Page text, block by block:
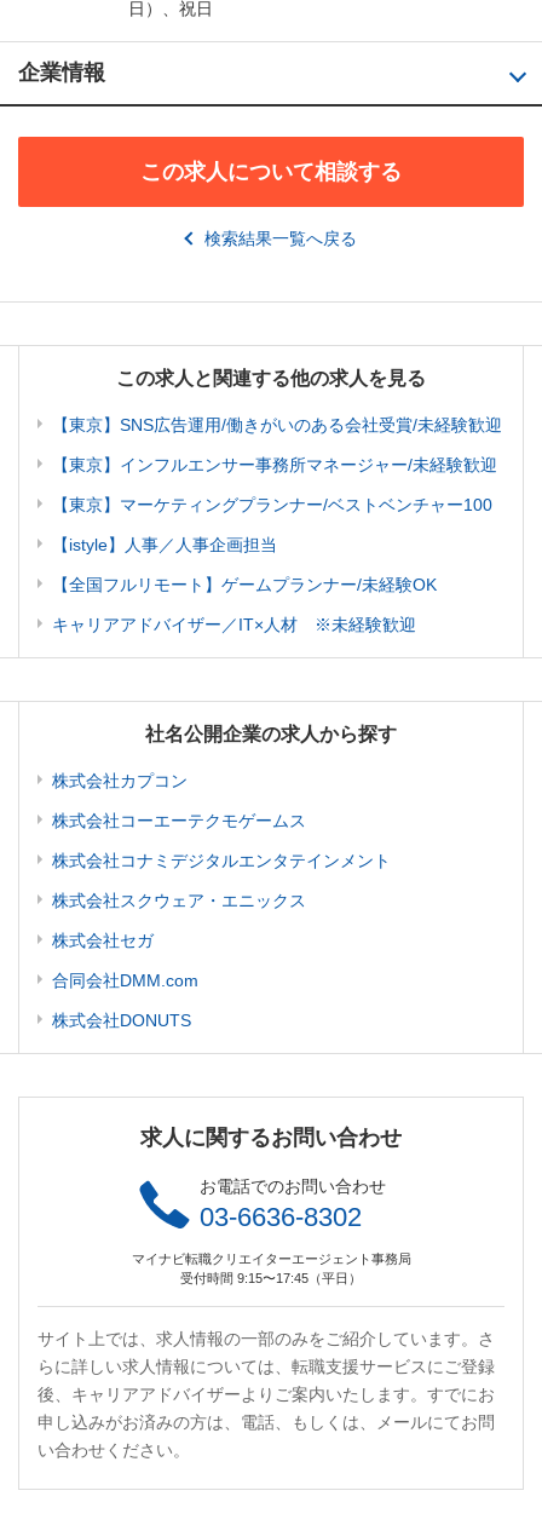
日）、祝日
企業情報
この求人について相談する
検索結果一覧へ戻る
この求人と関連する他の求人を見る
【東京】SNS広告運用/働きがいのある会社受賞/未経験歓迎
【東京】インフルエンサー事務所マネージャー/未経験歓迎
【東京】マーケティングプランナー/ベストベンチャー100
【istyle】人事／人事企画担当
【全国フルリモート】ゲームプランナー/未経験OK
キャリアアドバイザー／IT×人材 ※未経験歓迎
社名公開企業の求人から探す
株式会社カプコン
株式会社コーエーテクモゲームス
株式会社コナミデジタルエンタテインメント
株式会社スクウェア・エニックス
株式会社セガ
合同会社DMM.com
株式会社DONUTS
求人に関するお問い合わせ
お電話でのお問い合わせ
03-6636-8302
マイナビ転職クリエイターエージェント事務局
受付時間 9:15〜17:45（平日）
サイト上では、求人情報の一部のみをご紹介しています。さ
らに詳しい求人情報については、転職支援サービスにご登録
後、キャリアアドバイザーよりご案内いたします。すでにお
申し込みがお済みの方は、電話、もしくは、メールにてお問
い合わせください。